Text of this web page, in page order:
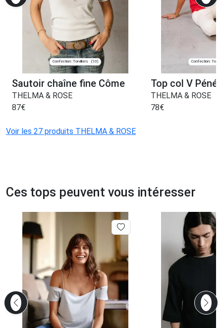
Confection: Torvilliers (10)
Sautoir chaîne fine Côme
THELMA & ROSE
87€
Confection:
Top col V
THELMA & ROSE
78€
Voir les 27 produits THELMA & ROSE
Ces tops peuvent vous intéresser